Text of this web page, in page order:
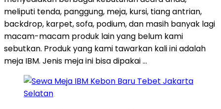
meliputi tenda, panggung, meja, kursi, tiang antrian,
backdrop, karpet, sofa, podium, dan masih banyak lagi
macam-macam produk lain yang belum kami
sebutkan. Produk yang kami tawarkan kali ini adalah
meja IBM. Jenis meja ini bisa dipakai …